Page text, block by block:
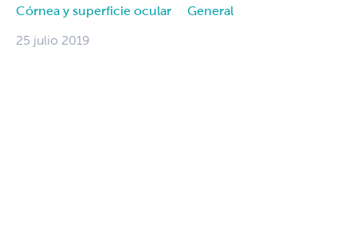
Córnea y superficie ocular General
25 julio 2019